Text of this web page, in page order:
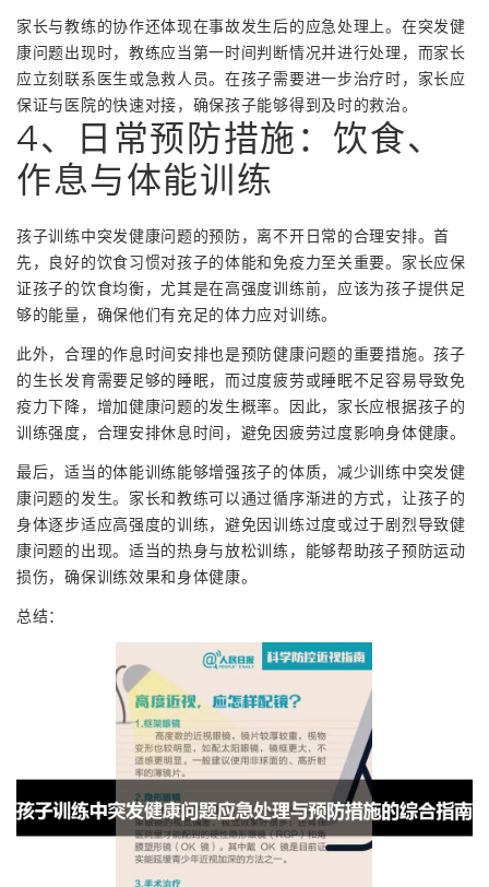
家长与教练的协作还体现在事故发生后的应急处理上。在突发健
康问题出现时，教练应当第一时间判断情况并进行处理，而家长
应立刻联系医生或急救人员。在孩子需要进一步治疗时，家长应
保证与医院的快速对接，确保孩子能够得到及时的救治。
4、日常预防措施：饮食、
作息与体能训练
孩子训练中突发健康问题的预防，离不开日常的合理安排。首
先，良好的饮食习惯对孩子的体能和免疫力至关重要。家长应保
证孩子的饮食均衡，尤其是在高强度训练前，应该为孩子提供足
够的能量，确保他们有充足的体力应对训练。
此外，合理的作息时间安排也是预防健康问题的重要措施。孩子
的生长发育需要足够的睡眠，而过度疲劳或睡眠不足容易导致免
疫力下降，增加健康问题的发生概率。因此，家长应根据孩子的
训练强度，合理安排休息时间，避免因疲劳过度影响身体健康。
最后，适当的体能训练能够增强孩子的体质，减少训练中突发健
康问题的发生。家长和教练可以通过循序渐进的方式，让孩子的
身体逐步适应高强度的训练，避免因训练过度或过于剧烈导致健
康问题的出现。适当的热身与放松训练，能够帮助孩子预防运动
损伤，确保训练效果和身体健康。
总结：